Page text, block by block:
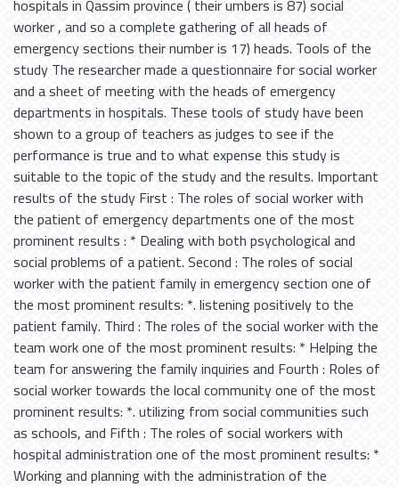
worker , and so a complete gathering of all heads of
emergency sections their number is 17) heads. Tools of the
study The researcher made a questionnaire for social worker
and a sheet of meeting with the heads of emergency
departments in hospitals. These tools of study have been
shown to a group of teachers as judges to see if the
performance is true and to what expense this study is
suitable to the topic of the study and the results. Important
results of the study First : The roles of social worker with
the patient of emergency departments one of the most
prominent results : * Dealing with both psychological and
social problems of a patient. Second : The roles of social
worker with the patient family in emergency section one of
the most prominent results: *. listening positively to the
patient family. Third : The roles of the social worker with the
team work one of the most prominent results: * Helping the
team for answering the family inquiries and Fourth : Roles of
social worker towards the local community one of the most
prominent results: *. utilizing from social communities such
as schools, and Fifth : The roles of social workers with
hospital administration one of the most prominent results: *
Working and planning with the administration of the